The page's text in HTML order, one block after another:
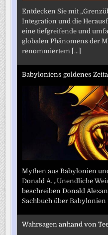
Entdecken Sie mit
Integration und die
eine tiefgreifende und
globalen Phänomens der
renommiertem [...]
Babyloniens goldenes
Mythen aus Babylonien
Donald A. „Unendliche
beschreiben Donald
Sachbuch über
Wahrsagen anhand von